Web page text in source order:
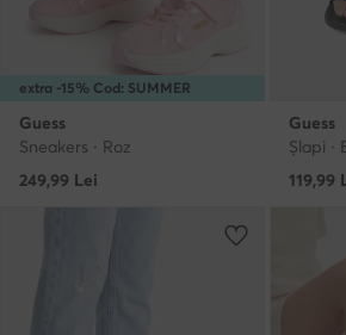
extra -15% Cod: SUMMER
Guess
Sneakers · Roz
249,99 Lei
Guess
Şlapi ·
119,99